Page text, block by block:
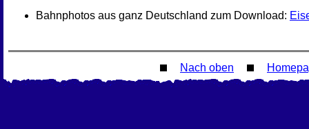
Bahnphotos aus ganz Deutschland zum Download:
Nach oben